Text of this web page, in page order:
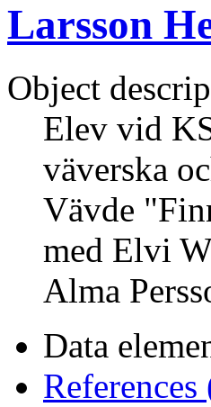
Larsson
Object
Elev vid
väverska
Vävde
med Elvi
Alma
Data
References